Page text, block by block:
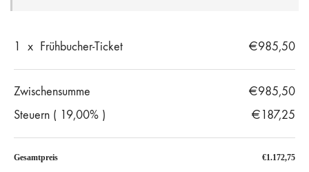
1 x Frühbucher-Ticket €985,50
Zwischensumme
€985,50
Steuern ( 19,00% )
€187,25
Gesamtpreis €1.172,75